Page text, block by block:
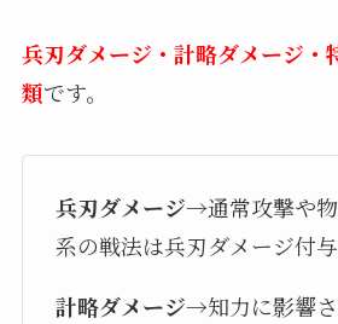
兵刃ダメージ・計略ダメージ・
類です。
兵刃ダメージ→通常攻撃や
系の戦法は兵刃ダメージ付与
計略ダメージ→知力に影響